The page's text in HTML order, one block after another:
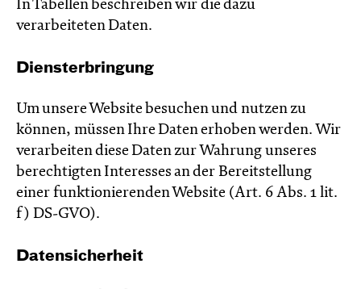
In Tabellen beschreiben wir die dazu
verarbeiteten Daten.
Diensterbringung
Um unsere Website besuchen und nutzen zu
können, müssen Ihre Daten erhoben werden. Wir
verarbeiten diese Daten zur Wahrung unseres
berechtigten Interesses an der Bereitstellung
einer funktionierenden Website (Art. 6 Abs. 1 lit.
f) DS-GVO).
Datensicherheit